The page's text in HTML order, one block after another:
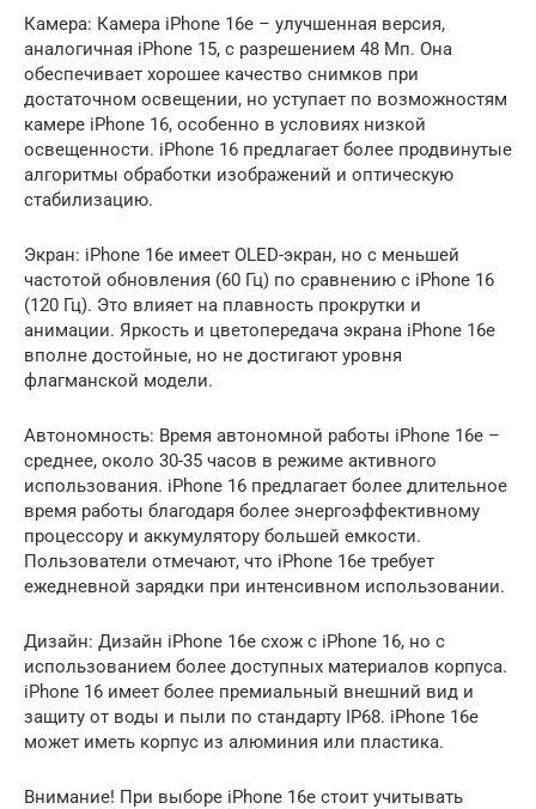
Камера: Камера iPhone 16e – улучшенная версия,
аналогичная iPhone 15, с разрешением 48 Мп. Она
обеспечивает хорошее качество снимков при
достаточном освещении, но уступает по возможностям
камере iPhone 16, особенно в условиях низкой
освещенности. iPhone 16 предлагает более продвинутые
алгоритмы обработки изображений и оптическую
стабилизацию.
Экран: iPhone 16e имеет OLED-экран, но с меньшей
частотой обновления (60 Гц) по сравнению с iPhone 16
(120 Гц). Это влияет на плавность прокрутки и
анимации. Яркость и цветопередача экрана iPhone 16e
вполне достойные, но не достигают уровня
флагманской модели.
Автономность: Время автономной работы iPhone 16e –
среднее, около 30-35 часов в режиме активного
использования. iPhone 16 предлагает более длительное
время работы благодаря более энергоэффективному
процессору и аккумулятору большей емкости.
Пользователи отмечают, что iPhone 16e требует
ежедневной зарядки при интенсивном использовании.
Дизайн: Дизайн iPhone 16e схож с iPhone 16, но с
использованием более доступных материалов корпуса.
iPhone 16 имеет более премиальный внешний вид и
защиту от воды и пыли по стандарту IP68. iPhone 16e
может иметь корпус из алюминия или пластика.
Внимание! При выборе iPhone 16e стоит учитывать